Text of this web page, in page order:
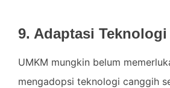
9. Adaptasi Teknologi
UMKM mungkin belum
mengadopsi teknologi canggih